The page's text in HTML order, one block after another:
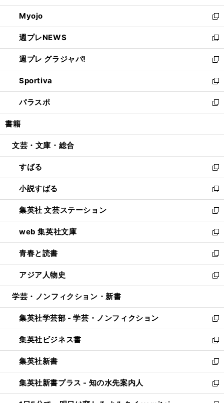
開
く
ウ
で
開
く
ン
ド
ウ
で
開
く
ウ
ィ
ン
ド
ウ
で
開
く
Myojo
新
し
い
ウ
ィ
ン
ド
ウ
で
開
週プレNEWS
新
し
い
ウ
ィ
ン
ド
ウ
開
週プレ グラジャパ!
新
し
い
ウ
ィ
ン
ウ
開
く
Sportiva
新
し
い
ウ
ン
ウ
で
開
く
パラスポ
新
し
ウ
ン
ド
ウ
で
開
く
書籍
文芸・文庫・総合
すばる
新
し
い
ウ
ィ
ン
ド
ウ
で
開
く
小説すばる
新
し
い
ウ
ィ
ン
ド
ウ
で
開
集英社 文芸ステーション
新
し
い
ウ
ィ
ン
ド
ウ
開
く
web 集英社文庫
新
し
い
ウ
ィ
ン
ウ
で
開
く
青春と読書
新
し
い
ウ
ン
ド
ウ
で
開
く
アジア人物史
新
し
ウ
ィ
ン
ド
ウ
で
開
く
学芸・ノンフィクション・新書
集英社学芸部 - 学芸・ノンフィクション
新
し
い
ウ
ィ
ン
ド
ウ
集英社ビジネス書
新
し
い
ウ
ィ
ン
集英社新書
新
し
い
ウ
集英社新書プラス - 知の水先案内人
新
し